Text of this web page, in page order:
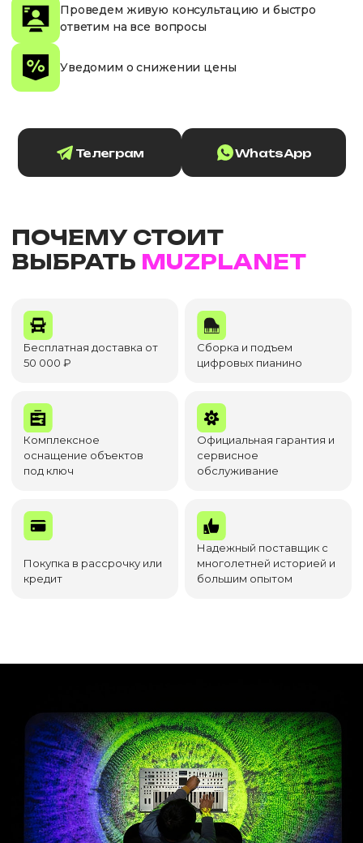
Проведем живую консультацию и быстро
ответим на все вопросы
Уведомим о снижении цены
Телеграм WhatsApp
ПОЧЕМУ СТОИТ
ВЫБРАТЬ MUZPLANET
Бесплатная доставка от
50 000 ₽
Сборка и подъем
цифровых пианино
Комплексное
оснащение объектов
под ключ
Официальная гарантия и
сервисное
обслуживание
Покупка в рассрочку или
кредит
Надежный поставщик с
многолетней историей и
большим опытом